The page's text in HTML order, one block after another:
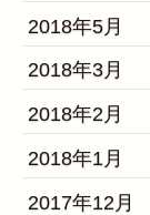
2018年5月
2018年3月
2018年2月
2018年1月
2017年12月